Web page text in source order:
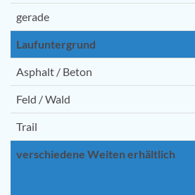
gerade
Laufuntergrund
Asphalt / Beton
Feld / Wald
Trail
verschiedene Weiten erhältlich